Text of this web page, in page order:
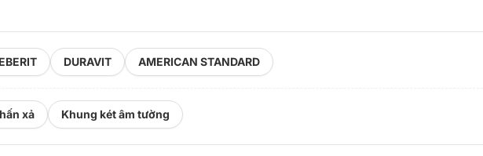
DURAVIT AMERICAN STANDARD
xả Khung két âm tường